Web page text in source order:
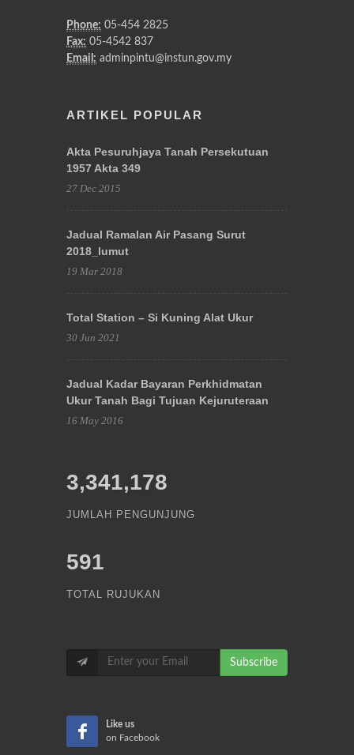
Phone: 05-454 2825
Fax: 05-4542 837
Email: adminpintu@instun.gov.my
ARTIKEL POPULAR
Akta Pesuruhjaya Tanah Persekutuan
1957 Akta 349
27 Dec 2015
Jadual Ramalan Air Pasang Surut
2018_lumut
19 Mar 2018
Total Station – Si Kuning Alat Ukur
30 Jun 2021
Jadual Kadar Bayaran Perkhidmatan
Ukur Tanah Bagi Tujuan Kejuruteraan
16 May 2016
3,341,178
JUMLAH PENGUNJUNG
591
TOTAL RUJUKAN
Subscribe
Like us
on Facebook